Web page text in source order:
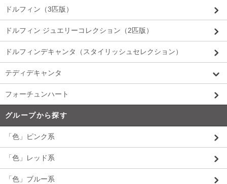
ドルフィン（3匹版）
ドルフィン ジュエリーコレクション（2匹版）
ドルフィンデキャンタ（スタイリッシュセレクション）
テディデキャンタ
フォーチュンハート
グループから探す
「色」ピンク系
「色」レッド系
「色」ブルー系